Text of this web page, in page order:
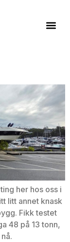
her hos oss i
litt annet knask
Fikk testet
48 på 13 tonn,